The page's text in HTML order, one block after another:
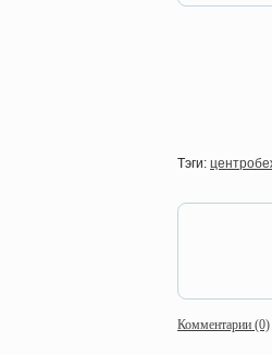
Тэги:
Комментарии (0)